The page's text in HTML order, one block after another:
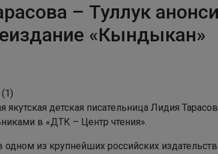
– Туллук
«Кындыкан»
(1)
якутская детская писательница Лидия
в «ДТК – Центр чтения».
из крупнейших российских